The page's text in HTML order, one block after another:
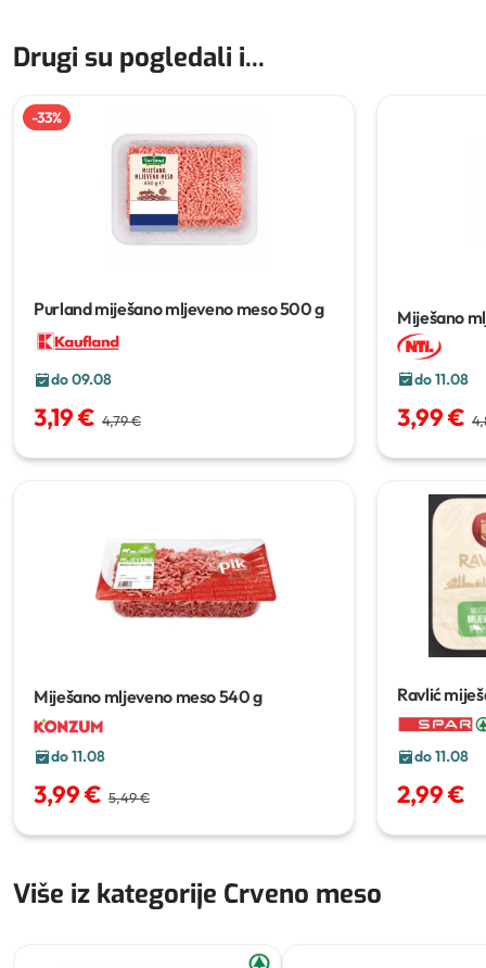
Drugi su pogledali i...
-33%
Purland miješano mljeveno meso500 g
do 09.08
3,19 € 4,79 €
Miješano
do 11.08
3,99 €
Miješano mljeveno meso540 g
do 11.08
3,99 € 5,49 €
Ravlić
do 11.08
2,99 €
Više iz kategorije Crveno meso